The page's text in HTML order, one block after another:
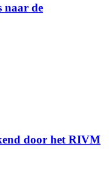
naar de
door het RIVM